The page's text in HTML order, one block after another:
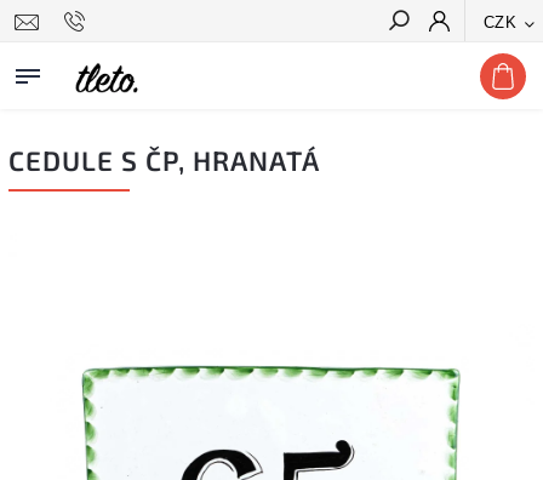
CZK
Hledat
CEDULE S ČP, HRANATÁ